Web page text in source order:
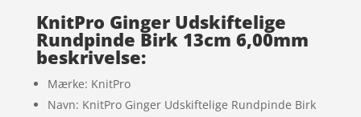
KnitPro Ginger Udskiftelige
Rundpinde Birk 13cm 6,00mm
beskrivelse:
Mærke: KnitPro
Navn: KnitPro Ginger Udskiftelige Rundpinde Birk